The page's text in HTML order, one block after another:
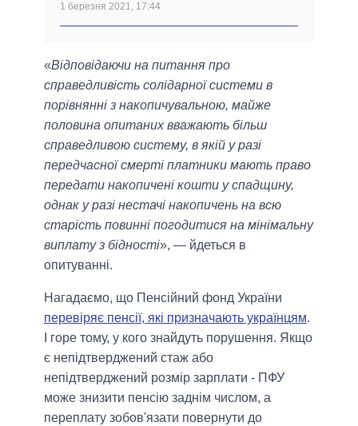
1 березня 2021, 17:44
«Відповідаючи на питання про
справедливість солідарної системи в
порівнянні з накопичувальною, майже
половина опитаних вважають більш
справедливою систему, в якій у разі
передчасної смерті платники мають право
передати накопичені кошти у спадщину,
однак у разі нестачі накопичень на всю
старість повинні погодитися на мінімальну
виплату з бідності», — йдеться в
опитуванні.
Нагадаємо, що Пенсійний фонд України
перевіряє пенсії, які призначають українцям.
І горе тому, у кого знайдуть порушення. Якщо
є непідтверджений стаж або
непідтверджений розмір зарплати - ПФУ
може знизити пенсію заднім числом, а
переплату зобов'язати повернути до